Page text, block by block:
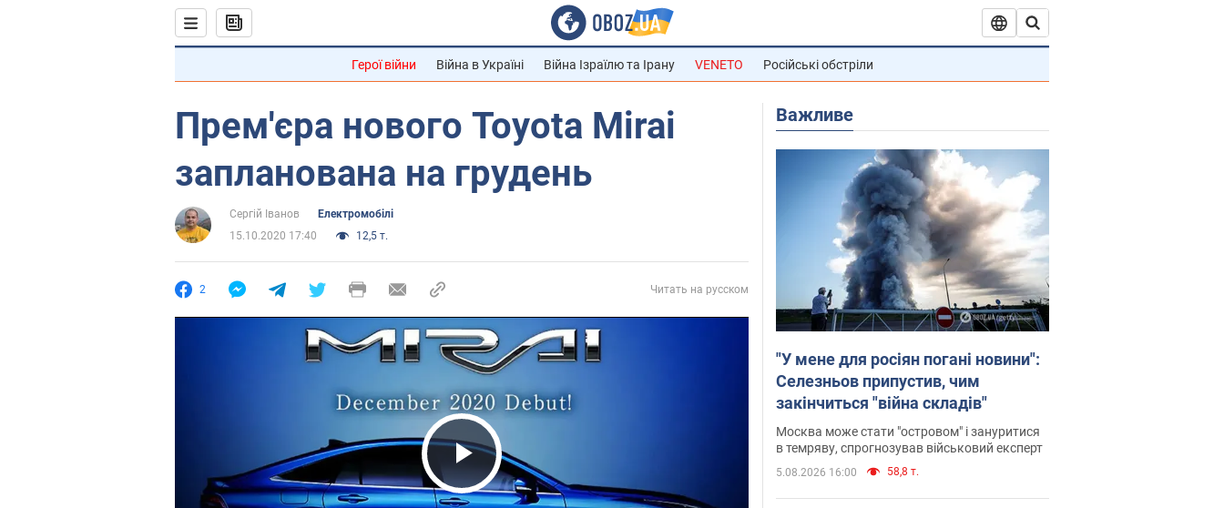
Герої війни Війна в Україні Війна Ізраїлю та Ірану VENETO Російські обстріли
Прем'єра нового Toyota Mirai
запланована на грудень
Сергій Іванов
Електромобілі
15.10.2020 17:40
12,5 т.
2 Читать на русском
Play Video
Важливе
"У мене для росіян погані новини":
Селезньов припустив, чим
закінчиться "війна складів"
Москва може стати "островом" і зануритися
в темряву, спрогнозував військовий експерт
5.08.2026 16:00 58,8 т.